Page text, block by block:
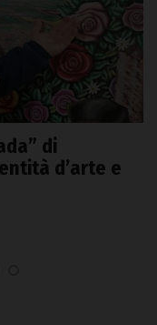
di
d’arte e